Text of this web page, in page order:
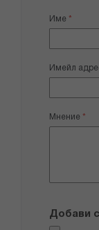
star
stars
stars
stars
stars
Име
Имейл
Мнение
Добави